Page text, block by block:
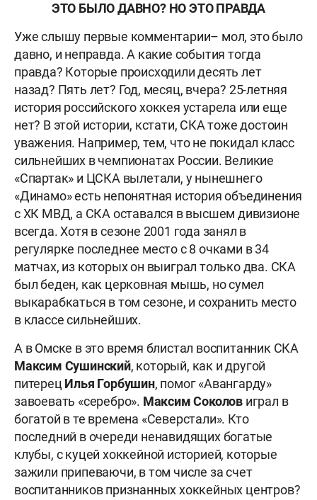
ЭТО БЫЛО ДАВНО? НО ЭТО ПРАВДА
Уже слышу первые комментарии– мол, это было
давно, и неправда. А какие события тогда
правда? Которые происходили десять лет
назад? Пять лет? Год, месяц, вчера? 25-летняя
история российского хоккея устарела или еще
нет? В этой истории, кстати, СКА тоже достоин
уважения. Например, тем, что не покидал класс
сильнейших в чемпионатах России. Великие
«Спартак» и ЦСКА вылетали, у нынешнего
«Динамо» есть непонятная история объединения
с ХК МВД, а СКА оставался в высшем дивизионе
всегда. Хотя в сезоне 2001 года занял в
регулярке последнее место с 8 очками в 34
матчах, из которых он выиграл только два. СКА
был беден, как церковная мышь, но сумел
выкарабкаться в том сезоне, и сохранить место
в классе сильнейших.
А в Омске в это время блистал воспитанник СКА
Максим Сушинский, который, как и другой
питерецИлья Горбушин, помог «Авангарду»
завоевать «серебро». Максим Соколов играл в
богатой в те времена «Северстали». Кто
последний в очереди ненавидящих богатые
клубы, с куцей хоккейной историей, которые
зажили припеваючи, в том числе за счет
воспитанников признанных хоккейных центров?